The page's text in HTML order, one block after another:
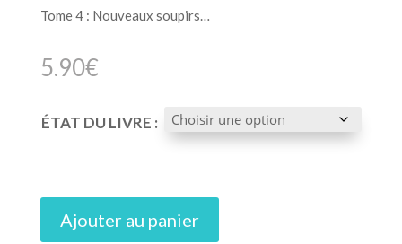
Tome 4 : Nouveaux soupirs…
5.90€
ÉTAT DU LIVRE :
Ajouter au panier